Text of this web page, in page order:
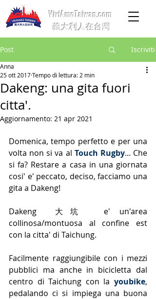
ViviAmoTaiwan.com
義大利人在台灣
Post Iscriviti
Dakeng: una gita fuori
citta'.
Anna
25 ott 2017Tempo di lettura: 2 min
Aggiornamento: 21 apr 2021
Domenica, tempo perfetto e per una
volta non si va al Touch Rugby... Che
si fa? Restare a casa in una giornata
cosi' e' peccato, deciso, facciamo una
gita a Dakeng!
Dakeng  大坑  e' un'area
collinosa/montuosa al confine est
con la citta' di Taichung.
Facilmente raggiungibile con i mezzi
pubblici ma anche in bicicletta dal
centro di Taichung con la youbike,
pedalando ci si impiega una buona